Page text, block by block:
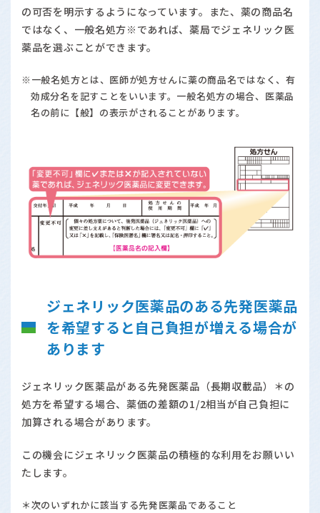
の可否を明示するようになっています。また、薬の商品名
ではなく、一般名処方※であれば、薬局でジェネリック医
薬品を選ぶことができます。
※一般名処方とは、医師が処方せんに薬の商品名ではなく、有
効成分名を記すことをいいます。一般名処方の場合、医薬品
名の前に【般】の表示がされることがあります。
ジェネリック医薬品のある先発医薬品
を希望すると自己負担が増える場合が
あります
ジェネリック医薬品がある先発医薬品（長期収載品）＊の
処方を希望する場合、薬価の差額の1/2相当が自己負担に
加算される場合があります。
この機会にジェネリック医薬品の積極的な利用をお願いい
たします。
＊次のいずれかに該当する先発医薬品であること